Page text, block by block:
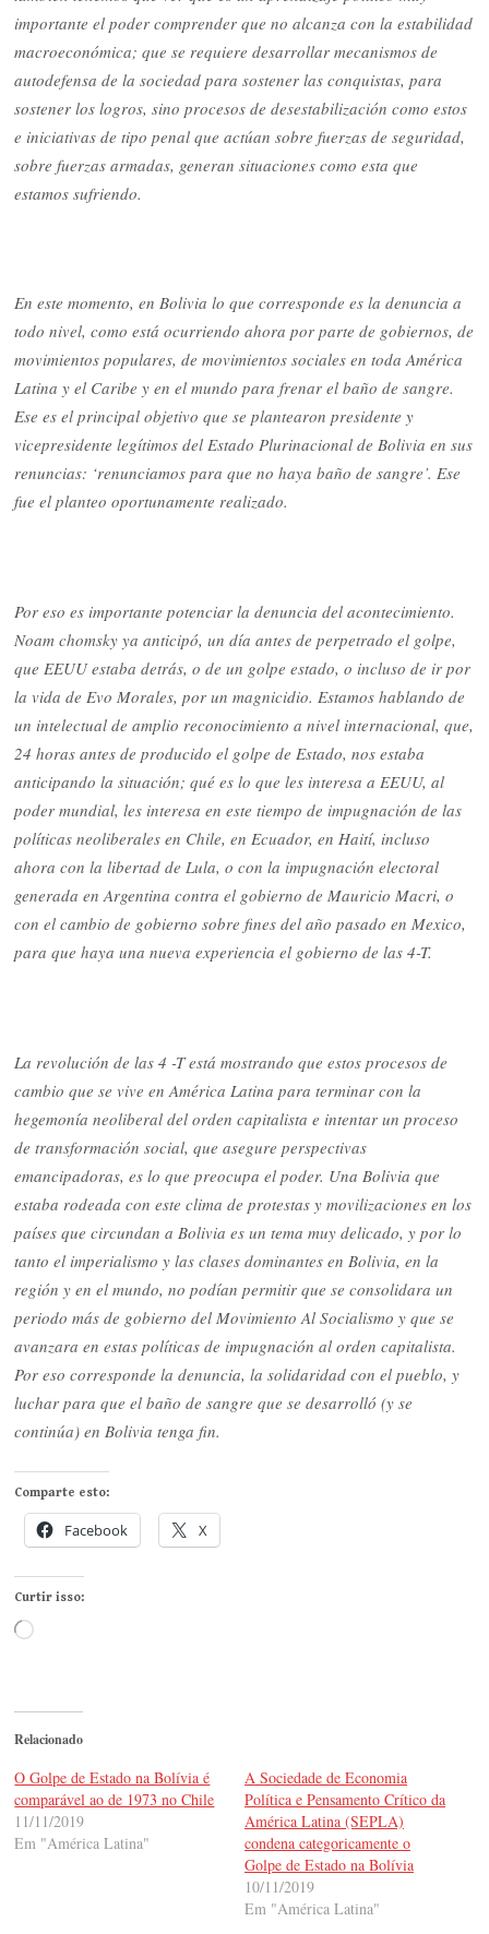
importante el poder comprender que no alcanza con la estabilidad
macroeconómica; que se requiere desarrollar mecanismos de
autodefensa de la sociedad para sostener las conquistas, para
sostener los logros, sino procesos de desestabilización como estos
e iniciativas de tipo penal que actúan sobre fuerzas de seguridad,
sobre fuerzas armadas, generan situaciones como esta que
estamos sufriendo.
En este momento, en Bolivia lo que corresponde es la denuncia a
todo nivel, como está ocurriendo ahora por parte de gobiernos, de
movimientos populares, de movimientos sociales en toda América
Latina y el Caribe y en el mundo para frenar el baño de sangre.
Ese es el principal objetivo que se plantearon presidente y
vicepresidente legítimos del Estado Plurinacional de Bolivia en sus
renuncias: ‘renunciamos para que no haya baño de sangre’. Ese
fue el planteo oportunamente realizado.
Por eso es importante potenciar la denuncia del acontecimiento.
Noam chomsky ya anticipó, un día antes de perpetrado el golpe,
que EEUU estaba detrás, o de un golpe estado, o incluso de ir por
la vida de Evo Morales, por un magnicidio. Estamos hablando de
un intelectual de amplio reconocimiento a nivel internacional, que,
24 horas antes de producido el golpe de Estado, nos estaba
anticipando la situación; qué es lo que les interesa a EEUU, al
poder mundial, les interesa en este tiempo de impugnación de las
políticas neoliberales en Chile, en Ecuador, en Haití, incluso
ahora con la libertad de Lula, o con la impugnación electoral
generada en Argentina contra el gobierno de Mauricio Macri, o
con el cambio de gobierno sobre fines del año pasado en Mexico,
para que haya una nueva experiencia el gobierno de las 4-T.
La revolución de las 4 -T está mostrando que estos procesos de
cambio que se vive en América Latina para terminar con la
hegemonía neoliberal del orden capitalista e intentar un proceso
de transformación social, que asegure perspectivas
emancipadoras, es lo que preocupa el poder. Una Bolivia que
estaba rodeada con este clima de protestas y movilizaciones en los
países que circundan a Bolivia es un tema muy delicado, y por lo
tanto el imperialismo y las clases dominantes en Bolivia, en la
región y en el mundo, no podían permitir que se consolidara un
periodo más de gobierno del Movimiento Al Socialismo y que se
avanzara en estas políticas de impugnación al orden capitalista.
Por eso corresponde la denuncia, la solidaridad con el pueblo, y
luchar para que el baño de sangre que se desarrolló (y se
continúa) en Bolivia tenga fin.
Comparte esto:
Facebook X
Curtir isso:
Carregando...
Relacionado
O Golpe de Estado na Bolívia é
comparável ao de 1973 no Chile
11/11/2019
Em "América Latina"
A Sociedade de Economia
Política e Pensamento Crítico da
América Latina (SEPLA)
condena categoricamente o
Golpe de Estado na Bolívia
10/11/2019
Em "América Latina"